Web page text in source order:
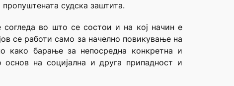
судска заштита.
во што се состои и на кој начин е
се работи само за начелно повикување на
како барање за непосредна конкретна и
на социјална и друга припадност и